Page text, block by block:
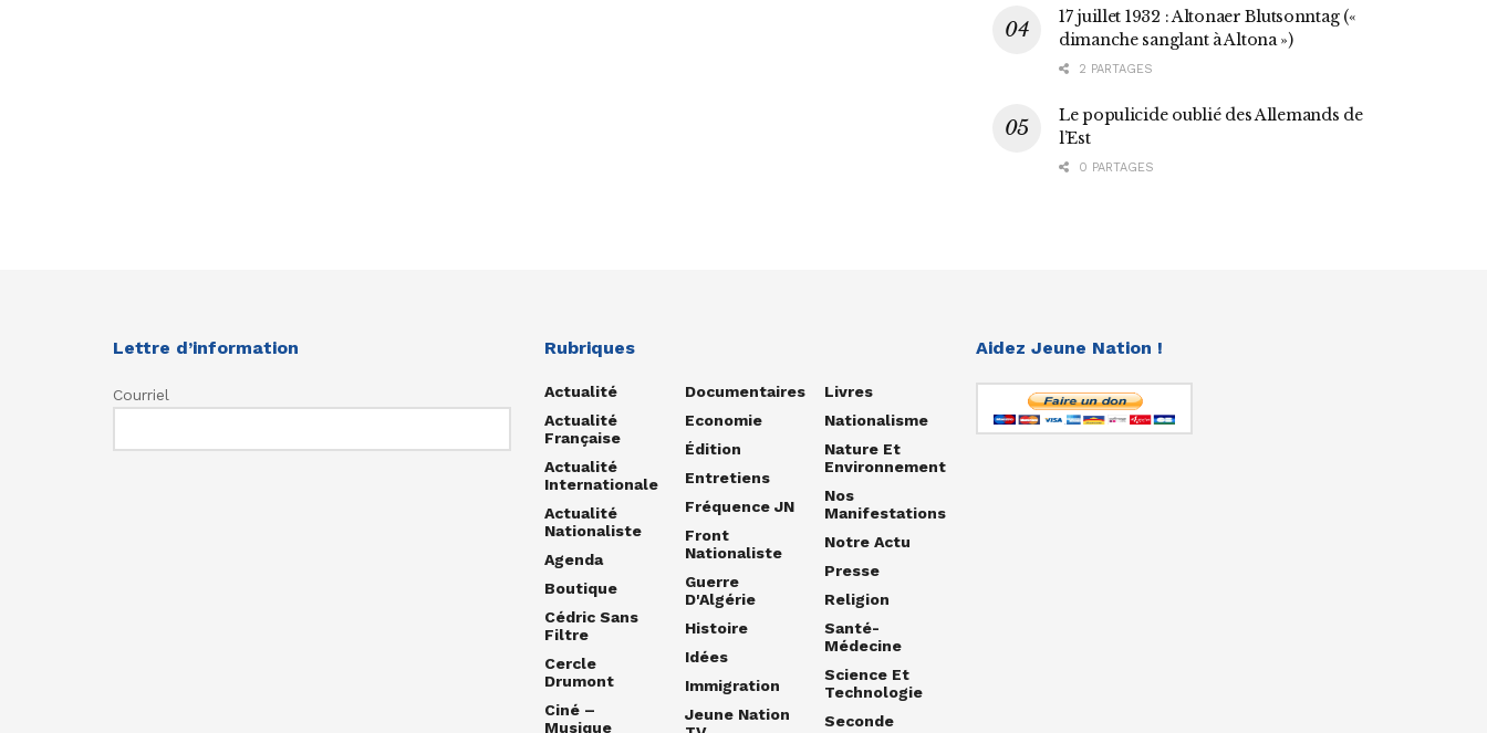
17 juillet 1932 : Altonaer Blutsonntag («
dimanche sanglant à Altona »)
2 PARTAGES
Le populicide oublié des Allemands de
l’Est
0 PARTAGES
Lettre d’information
Courriel
Rubriques
Actualité
Actualité
Française
Actualité
Internationale
Actualité
Nationaliste
Agenda
Boutique
Cédric Sans
Filtre
Cercle
Drumont
Ciné –
Musique
Documentaires
Economie
Édition
Entretiens
Fréquence JN
Front
Nationaliste
Guerre
D'Algérie
Histoire
Idées
Immigration
Jeune Nation
Livres
Nationalisme
Nature Et
Environnement
Nos
Manifestations
Notre Actu
Presse
Religion
Santé-
Médecine
Science Et
Technologie
Seconde
Aidez Jeune Nation !